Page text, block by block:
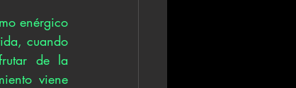
enérgico
cuando
de la
viene